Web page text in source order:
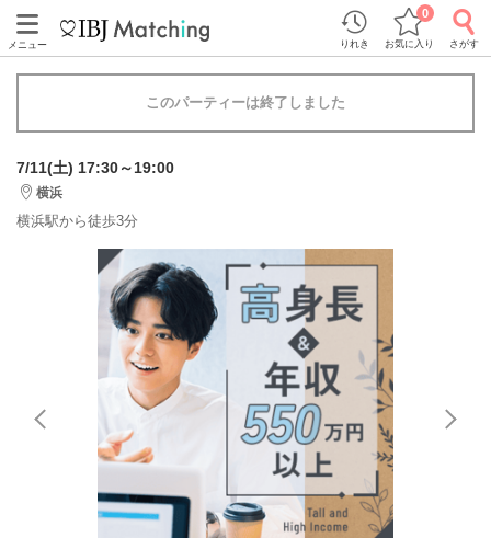
メニュー りれき お気に入り
0
さがす
このパーティーは終了しました
7/11(土) 17:30～19:00
横浜
横浜駅から徒歩3分